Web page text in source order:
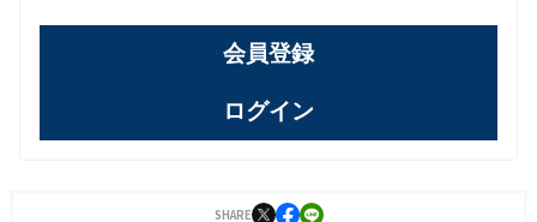
会員登録
ログイン
SHARE